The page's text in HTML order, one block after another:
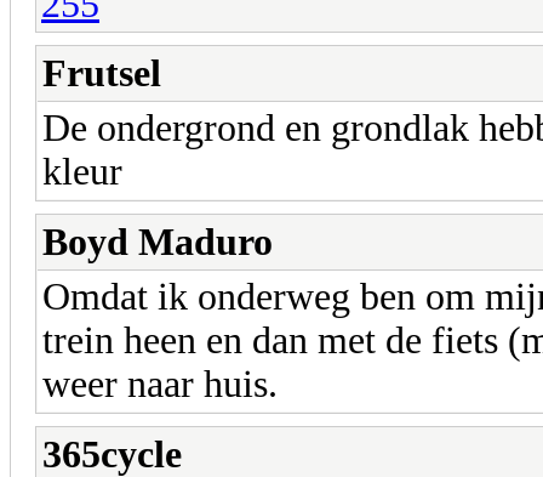
Frutsel
De ondergrond en grondlak
kleur
Boyd Maduro
Omdat ik onderweg ben om
trein heen en dan met de fiets
weer naar huis.
365cycle